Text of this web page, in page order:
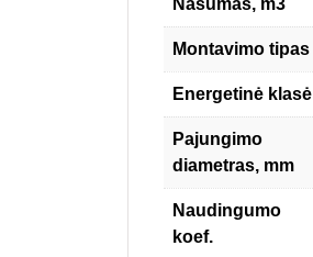
Montavimo tipas
Energetinė klasė
Pajungimo
diametras, mm
Naudingumo
koef.